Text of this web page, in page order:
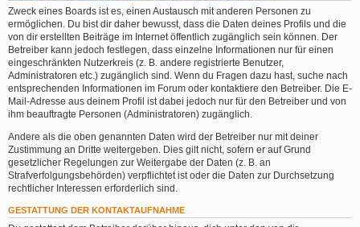
Zweck eines Boards ist es, einen Austausch mit anderen Personen zu
ermöglichen. Du bist dir daher bewusst, dass die Daten deines Profils und die
von dir erstellten Beiträge im Internet öffentlich zugänglich sein können. Der
Betreiber kann jedoch festlegen, dass einzelne Informationen nur für einen
eingeschränkten Nutzerkreis (z. B. andere registrierte Benutzer,
Administratoren etc.) zugänglich sind. Wenn du Fragen dazu hast, suche nach
entsprechenden Informationen im Forum oder kontaktiere den Betreiber. Die E-
Mail-Adresse aus deinem Profil ist dabei jedoch nur für den Betreiber und von
ihm beauftragte Personen (Administratoren) zugänglich.
Andere als die oben genannten Daten wird der Betreiber nur mit deiner
Zustimmung an Dritte weitergeben. Dies gilt nicht, sofern er auf Grund
gesetzlicher Regelungen zur Weitergabe der Daten (z. B. an
Strafverfolgungsbehörden) verpflichtet ist oder die Daten zur Durchsetzung
rechtlicher Interessen erforderlich sind.
GESTATTUNG DER KONTAKTAUFNAHME